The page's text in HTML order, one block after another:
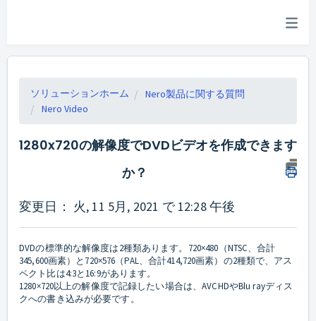
ソリューションホーム
Nero製品に関する質問
Nero Video
1280x720の解像度でDVDビデオを作成できます
か？
変更日： 火, 11 5月, 2021 で 12:28 午後
DVDの標準的な解像度は2種類あります。720×480（NTSC、合計
345,600画素）と720×576（PAL、合計414,720画素）の2種類で、アス
ペクト比は4:3と16:9があります。
1280×720以上の解像度で記録したい場合は、AVCHDやBlu rayディス
クへの書き込みが必要です。